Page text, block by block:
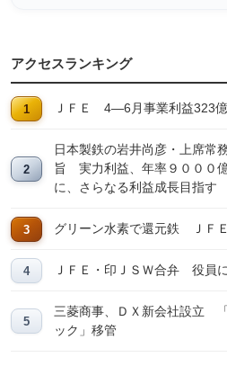
アクセスランキング
ＪＦＥ 4―6月事業利益323
日本製鉄の岩井尚彦・上席常
旨 実力利益、年率９０００
に、さらなる利益成長目指す
グリーン水素で還元鉄 ＪＦ
ＪＦＥ・印ＪＳＷ合弁 役員
三菱商事、ＤＸ新会社設立
ック」移管